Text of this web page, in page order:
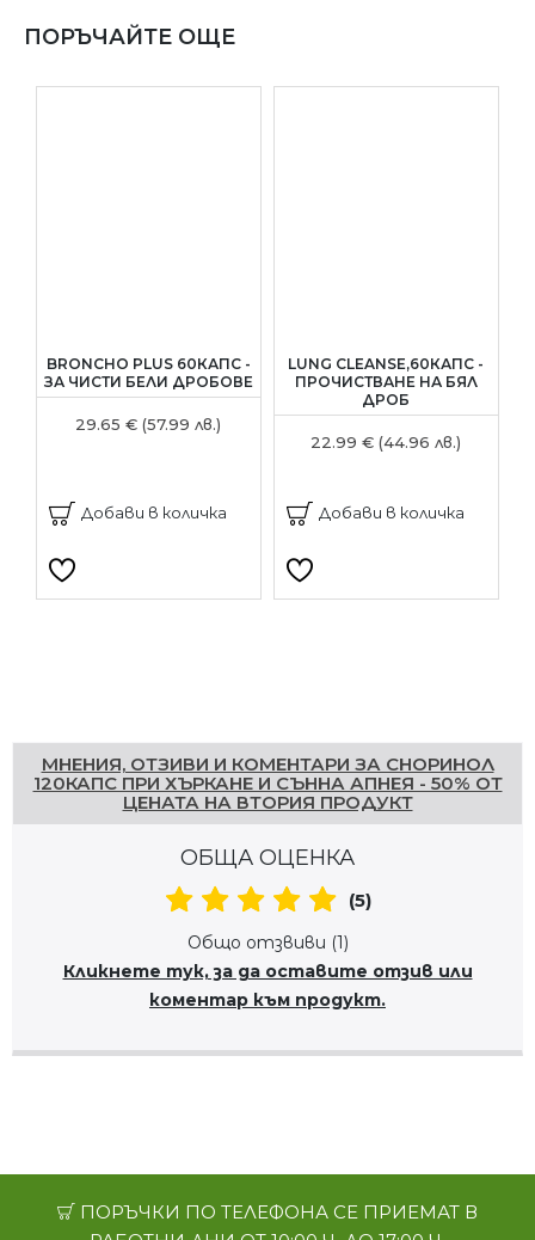
ПОРЪЧАЙТЕ ОЩЕ
BRONCHO PLUS 60КАПС -
ЗА ЧИСТИ БЕЛИ ДРОБОВЕ
29.65 € (57.99 лв.)
Добави в количка
LUNG CLEANSE,60КАПС -
ПРОЧИСТВАНЕ НА БЯЛ
ДРОБ
22.99 € (44.96 лв.)
Добави в количка
МНЕНИЯ, ОТЗИВИ И КОМЕНТАРИ ЗА СНОРИНОЛ
120КАПС ПРИ ХЪРКАНЕ И СЪННА АПНЕЯ - 50% ОТ
ЦЕНАТА НА ВТОРИЯ ПРОДУКТ
ОБЩА ОЦЕНКА
(5)
Общо отзвиви (1)
Кликнете тук, за да оставите отзив или
коментар към продукт.
ПОРЪЧКИ ПО ТЕЛЕФОНА СЕ ПРИЕМАТ В